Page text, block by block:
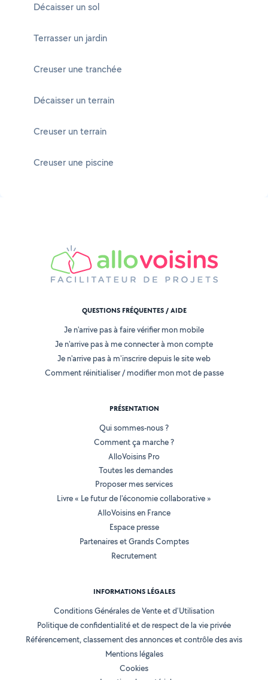
Décaisser un sol
Terrasser un jardin
Creuser une tranchée
Décaisser un terrain
Creuser un terrain
Creuser une piscine
QUESTIONS FRÉQUENTES / AIDE
Je n'arrive pas à faire vérifier mon mobile
Je n'arrive pas à me connecter à mon compte
Je n'arrive pas à m'inscrire depuis le site web
Comment réinitialiser / modifier mon mot de passe
PRÉSENTATION
Qui sommes-nous ?
Comment ça marche ?
AlloVoisins Pro
Toutes les demandes
Proposer mes services
Livre « Le futur de l'économie collaborative »
AlloVoisins en France
Espace presse
Partenaires et Grands Comptes
Recrutement
INFORMATIONS LÉGALES
Conditions Générales de Vente et d'Utilisation
Politique de confidentialité et de respect de la vie privée
Référencement, classement des annonces et contrôle des avis
Mentions légales
Cookies